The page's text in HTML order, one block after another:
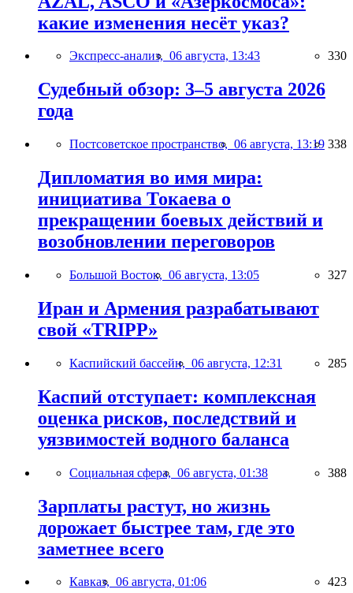
какие изменения несёт указ?
Экспресс-анализ, 06 августа, 13:43 330
Судебный обзор: 3–5 августа 2026
года
Постсоветское пространство, 06 августа, 13:19 338
Дипломатия во имя мира:
инициатива Токаева о
прекращении боевых действий и
возобновлении переговоров
Большой Восток, 06 августа, 13:05 327
Иран и Армения разрабатывают
свой «TRIPP»
Каспийский бассейн, 06 августа, 12:31 285
Каспий отступает: комплексная
оценка рисков, последствий и
уязвимостей водного баланса
Социальная сфера, 06 августа, 01:38 388
Зарплаты растут, но жизнь
дорожает быстрее там, где это
заметнее всего
Кавказ, 06 августа, 01:06 423